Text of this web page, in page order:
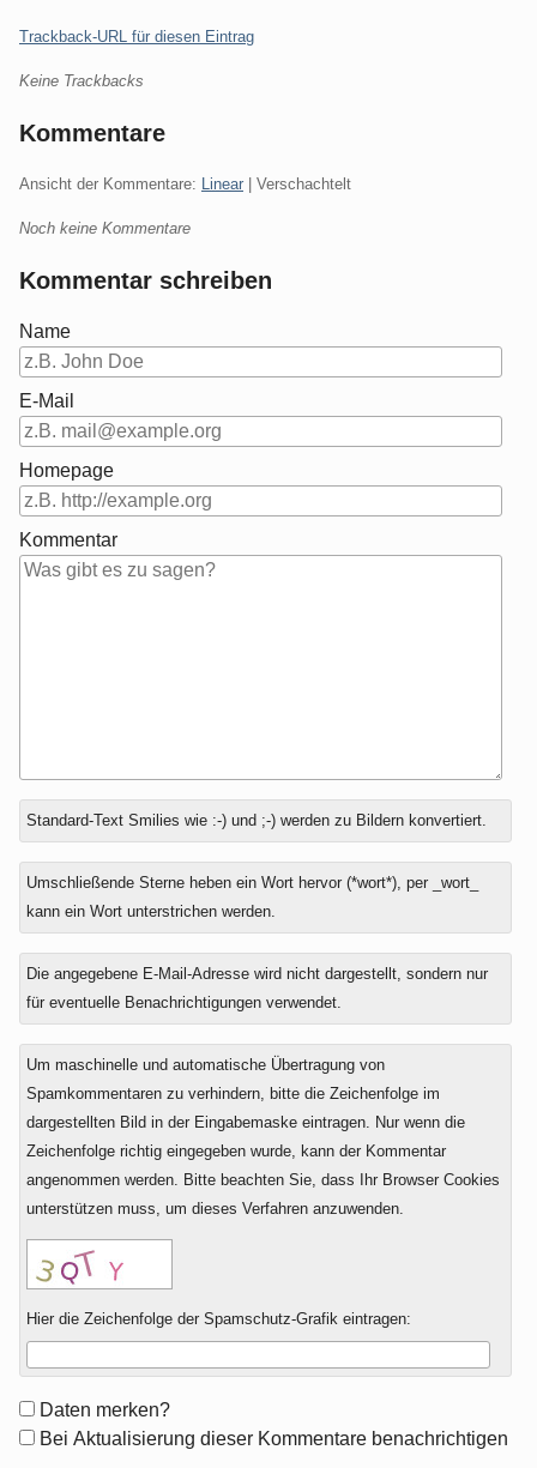
Trackback-URL für diesen Eintrag
Keine Trackbacks
Kommentare
Ansicht der Kommentare: Linear | Verschachtelt
Noch keine Kommentare
Kommentar schreiben
Name
E-Mail
Homepage
Kommentar
Antwort
zu
Standard-Text Smilies wie :-) und ;-) werden zu Bildern konvertiert.
Umschließende Sterne heben ein Wort hervor (*wort*), per _wort_
kann ein Wort unterstrichen werden.
Die angegebene E-Mail-Adresse wird nicht dargestellt, sondern nur
für eventuelle Benachrichtigungen verwendet.
Um maschinelle und automatische Übertragung von
Spamkommentaren zu verhindern, bitte die Zeichenfolge im
dargestellten Bild in der Eingabemaske eintragen. Nur wenn die
Zeichenfolge richtig eingegeben wurde, kann der Kommentar
angenommen werden. Bitte beachten Sie, dass Ihr Browser Cookies
unterstützen muss, um dieses Verfahren anzuwenden.
Hier die Zeichenfolge der Spamschutz-Grafik eintragen:
Formular-
Optionen
Daten merken?
Bei Aktualisierung dieser Kommentare benachrichtigen